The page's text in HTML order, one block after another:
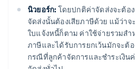
นิวยอร์ก: โดยปกติค่าจัดส่งจะต้อ
จัดส่งนั้นต้องเสียภาษีด้วย แม้ว่าจ
ใบแจ้งหนี้ก็ตาม ค่าใช้จ่ายรวมสำ
ภาษีและได้รับการยกเว้นมักจะต้อ
กรณีที่ลูกค้าจัดการและชำระเงิน